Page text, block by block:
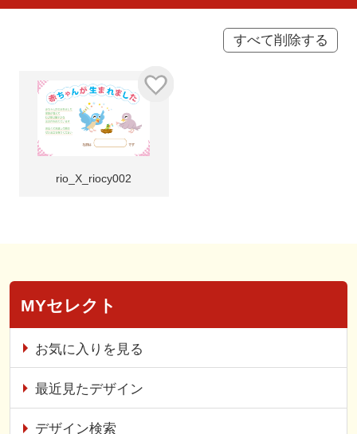
すべて削除する
rio_X_riocy002
MYセレクト
お気に入りを見る
最近見たデザイン
デザイン検索